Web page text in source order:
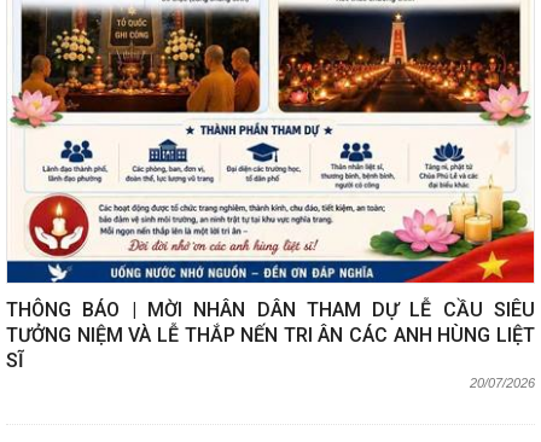
THÔNG BÁO | MỜI NHÂN DÂN THAM DỰ LỄ CẦU SIÊU
TƯỞNG NIỆM VÀ LỄ THẮP NẾN TRI ÂN CÁC ANH HÙNG LIỆT
SĨ
20/07/2026